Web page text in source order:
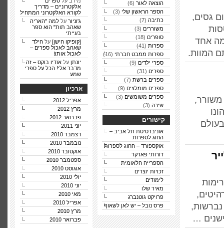
גסים,
מה אחד
המוות.
– 1896), סופר, משורר,
נברשות,
…
הוצאה לאור (6)
הספר הראשון שלי (3)
כתיבה (7)
משוררים (3)
סופרים (18)
ספרות (41)
ספרות ממבט חברתי (16)
ספרי ילדים (9)
ספרים (31)
ספרים ברשת (7)
ספרים מומלצים (9)
ספרים משומשים (3)
שירה (3)
קישורים
אוניברסיטת תל אביב –
החוג לספרות
אוקספורד – החוג לספרות
דורותי פארקר
הספרייה הלאומית
זכויות יוצרים
לימודים
מאיר שלו
פרויקט גוטנברג
פרס נובל – יש לאן לשאוף
אלקטרוניים – מדריך
לקורא האלקטרוני המתחיל
ג'וניור על למה "האריה
שאהב תות" הוא ספר
בעייתי
[קופיקו הישן] על הילד
שאהב לאכול ספרים –
לאכול אותו!
יונתן על אודיו בוקס – זה
מדבר אלי! הכל על ספרי
שמע
ארכיון
אפריל 2012
מרץ 2012
פברואר 2012
יוני 2011
דצמבר 2010
נובמבר 2010
אוקטובר 2010
ספטמבר 2010
אוגוסט 2010
יולי 2010
יוני 2010
מאי 2010
אפריל 2010
מרץ 2010
פברואר 2010